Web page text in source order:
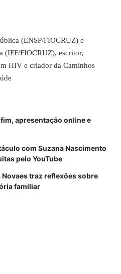
(ENSP/FIOCRUZ) e
(IFF/FIOCRUZ), escritor,
HIV e criador da Caminhos
apresentação online e
com Suzana Nascimento
pelo YouTube
traz reflexões sobre
familiar